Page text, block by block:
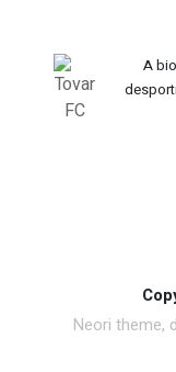
A
Neori theme,